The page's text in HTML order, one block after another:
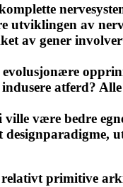
utviklingen av
av gener
atferd?
være bedre
primitive